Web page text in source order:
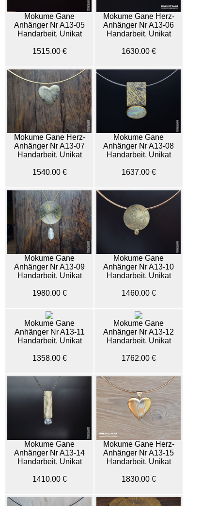
Mokume Gane
Anhänger Nr A13-05
Handarbeit, Unikat
1515.00 €
Mokume Gane Herz-
Anhänger Nr A13-06
Handarbeit, Unikat
1630.00 €
Mokume Gane Herz-
Anhänger Nr A13-07
Handarbeit, Unikat
1540.00 €
Mokume Gane
Anhänger Nr A13-08
Handarbeit, Unikat
1637.00 €
Mokume Gane
Anhänger Nr A13-09
Handarbeit, Unikat
1980.00 €
Mokume Gane
Anhänger Nr A13-10
Handarbeit, Unikat
1460.00 €
Mokume Gane
Anhänger Nr A13-11
Handarbeit, Unikat
1358.00 €
Mokume Gane
Anhänger Nr A13-12
Handarbeit, Unikat
1762.00 €
Mokume Gane
Anhänger Nr A13-14
Handarbeit, Unikat
1410.00 €
Mokume Gane Herz-
Anhänger Nr A13-15
Handarbeit, Unikat
1830.00 €